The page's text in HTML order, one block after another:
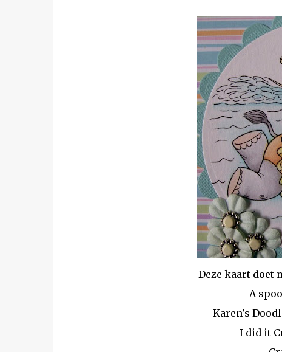
Deze kaart doet
A
Karen's
I did it